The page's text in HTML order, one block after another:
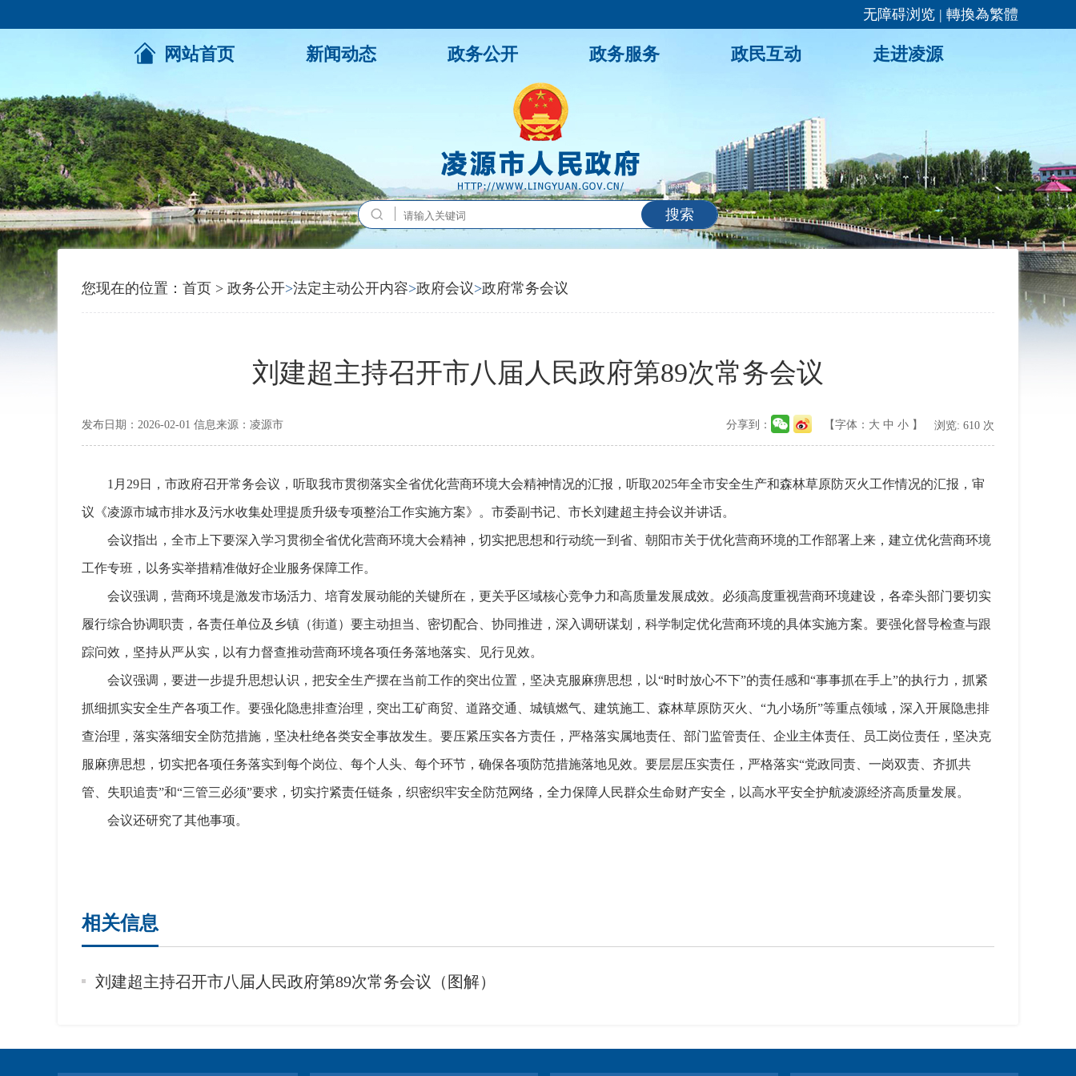
无障碍浏览 | 轉換為繁體
网站首页 新闻动态 政务公开 政务服务 政民互动 走进凌源
搜索
您现在的位置： 首页 > 政务公开>法定主动公开内容>政府会议>政府常务会议
刘建超主持召开市八届人民政府第89次常务会议
发布日期：2026-02-01 信息来源：凌源市 【字体： 大 中 小 】 浏览: 610 次
分享到：
1月29日，市政府召开常务会议，听取我市贯彻落实全省优化营商环境大会精神情况的汇报，听取2025年全市安全生产和森林草原防灭火工作情况的汇报，审
议《凌源市城市排水及污水收集处理提质升级专项整治工作实施方案》。市委副书记、市长刘建超主持会议并讲话。
会议指出，全市上下要深入学习贯彻全省优化营商环境大会精神，切实把思想和行动统一到省、朝阳市关于优化营商环境的工作部署上来，建立优化营商环境
工作专班，以务实举措精准做好企业服务保障工作。
会议强调，营商环境是激发市场活力、培育发展动能的关键所在，更关乎区域核心竞争力和高质量发展成效。必须高度重视营商环境建设，各牵头部门要切实
履行综合协调职责，各责任单位及乡镇（街道）要主动担当、密切配合、协同推进，深入调研谋划，科学制定优化营商环境的具体实施方案。要强化督导检查与跟
踪问效，坚持从严从实，以有力督查推动营商环境各项任务落地落实、见行见效。
会议强调，要进一步提升思想认识，把安全生产摆在当前工作的突出位置，坚决克服麻痹思想，以“时时放心不下”的责任感和“事事抓在手上”的执行力，抓紧
抓细抓实安全生产各项工作。要强化隐患排查治理，突出工矿商贸、道路交通、城镇燃气、建筑施工、森林草原防灭火、“九小场所”等重点领域，深入开展隐患排
查治理，落实落细安全防范措施，坚决杜绝各类安全事故发生。要压紧压实各方责任，严格落实属地责任、部门监管责任、企业主体责任、员工岗位责任，坚决克
服麻痹思想，切实把各项任务落实到每个岗位、每个人头、每个环节，确保各项防范措施落地见效。要层层压实责任，严格落实“党政同责、一岗双责、齐抓共
管、失职追责”和“三管三必须”要求，切实拧紧责任链条，织密织牢安全防范网络，全力保障人民群众生命财产安全，以高水平安全护航凌源经济高质量发展。
会议还研究了其他事项。
相关信息
刘建超主持召开市八届人民政府第89次常务会议（图解）